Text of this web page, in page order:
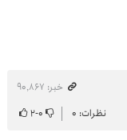
خبر: ۹۰٬۸۶۷
نظرات: ۰ ۰-۲